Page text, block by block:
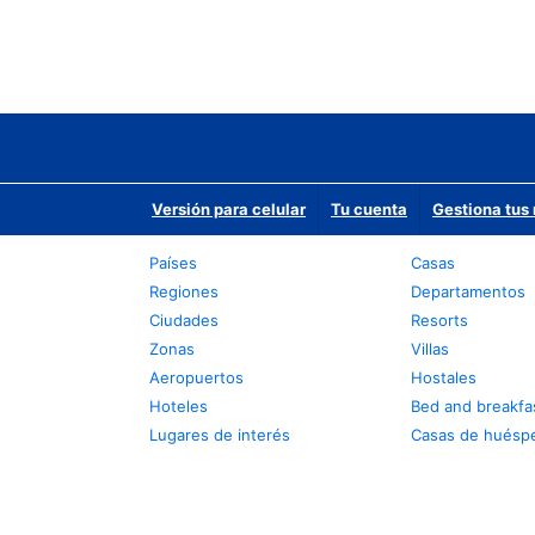
Versión para celular Tu cuenta Gestiona tus
Países
Regiones
Ciudades
Zonas
Aeropuertos
Hoteles
Lugares de interés
Casas
Departamentos
Resorts
Villas
Hostales
Bed and
Casas de